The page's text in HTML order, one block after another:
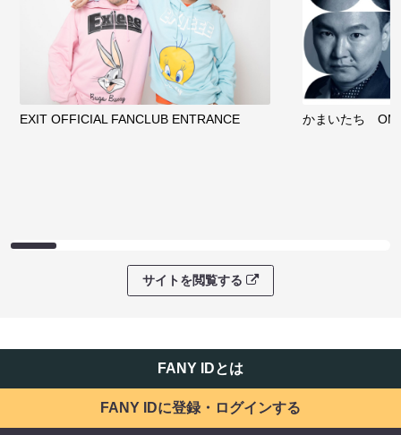
EXIT OFFICIAL FANCLUB ENTRANCE かまいたち
サイトを閲覧する
FANY IDとは
FANY IDに登録・ログインする